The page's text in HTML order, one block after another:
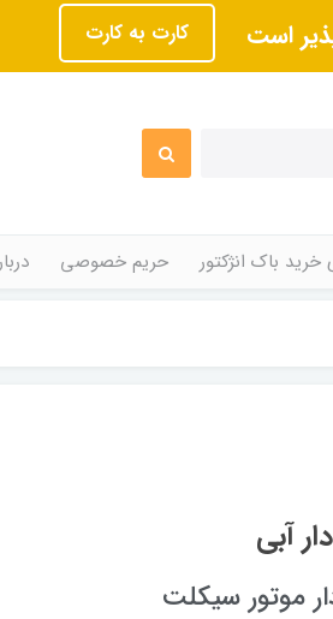
است کارت به کارت
خرید باک انژکتور حریم خصوصی
آبی
موتور سیکلت